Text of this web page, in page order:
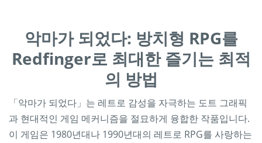
악마가 되었다: 방치형 RPG를
Redfinger로 최대한 즐기는 최적
의 방법
「악마가 되었다」는 레트로 감성을 자극하는 도트 그래픽
과 현대적인 게임 메커니즘을 절묘하게 융합한 작품입니다.
이 게임은 1980년대나 1990년대의 레트로 RPG를 사랑하는